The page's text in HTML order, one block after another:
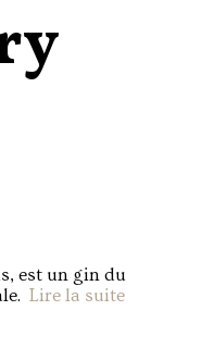
est un gin du
Lire la suite